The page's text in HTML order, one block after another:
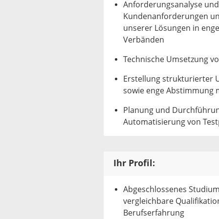
Anforderungsanalyse
Kundenanforderungen
unserer Lösungen in
Verbänden
Technische Umsetzung
Erstellung strukturierter
sowie enge Abstimmung
Planung und
Automatisierung von
Ihr Profil:
Abgeschlossenes
vergleichbare
Berufserfahrung